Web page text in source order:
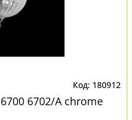
180912
6702/А chrome